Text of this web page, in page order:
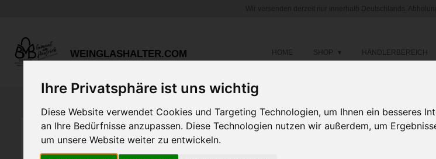
Ihre Privatsphäre ist uns wichtig
Diese Website verwendet Cookies und Targeting Technologien, um Ihnen ein besseres
an Ihre Bedürfnisse anzupassen. Diese Technologien nutzen wir außerdem, um
um unsere Website weiter zu entwickeln.
WEINGLASHALTER.COM HOME SHOP HÄNDLERBEREICH
1